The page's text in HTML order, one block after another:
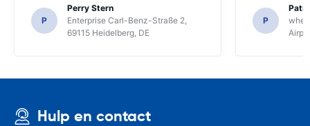
P
Perry Stern
Enterprise Carl-Benz-Straße 2,
69115 Heidelberg, DE
P
Hulp en contact